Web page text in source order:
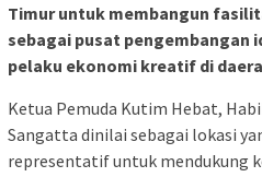
Timur untuk membangun
sebagai pusat pengembangan
pelaku ekonomi kreatif di
Ketua Pemuda Kutim Hebat,
Sangatta dinilai sebagai lokasi
representatif untuk mendukung